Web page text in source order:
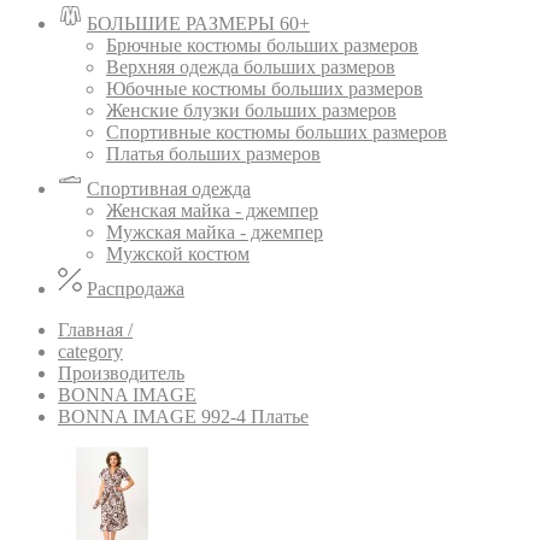
БОЛЬШИЕ РАЗМЕРЫ 60+
Брючные костюмы больших размеров
Верхняя одежда больших размеров
Юбочные костюмы больших размеров
Женские блузки больших размеров
Спортивные костюмы больших размеров
Платья больших размеров
Спортивная одежда
Женская майка - джемпер
Мужская майка - джемпер
Мужской костюм
Распродажа
Главная /
category
Производитель
BONNA IMAGE
BONNA IMAGE 992-4 Платье